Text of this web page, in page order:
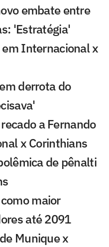
embate entre
'Estratégia'
em Internacional x
derrota do
a Fernando
x Corinthians
de pênalti
maior
até 2091
Munique x